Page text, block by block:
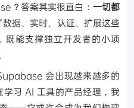
？答案其实很直白： 一切都
据、实时、认证、扩展这些
既能支撑独立开发者的小项
会出现越来越多的
习 AI 工具的产品经理，我